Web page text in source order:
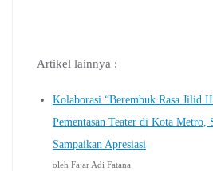
Artikel lainnya :
Kolaborasi “Berembuk Rasa Jilid
Pementasan Teater di Kota Metro,
Sampaikan Apresiasi
oleh Fajar Adi Fatana